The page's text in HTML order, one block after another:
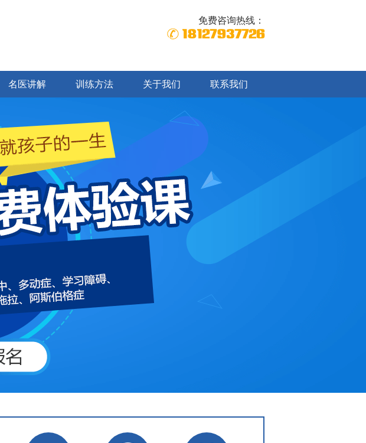
免费咨询热线：
18127937726
名医讲解 训练方法 关于我们 联系我们